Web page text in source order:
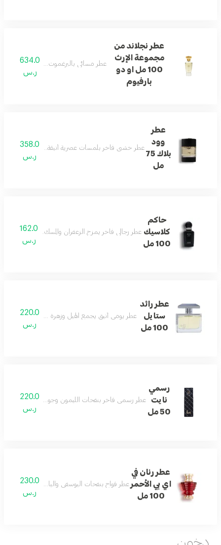
عطر نجلاند من
مجموعة الإرث
100 مل او دو
بارفيوم
عطر مسائي بالبرغموت والتفاح الأخضر
634.0
ر.س
عطر
وود
بلاك 75
مل
عطر خشبي فاخر بلمسات عصرية أنيقة، مثالي للأمسيات
358.0
ر.س
حاكم
كلاسيك
100 مل
عطر رجالي فاخر يمزج الزعفران والمسك والأخشاب
162.0
ر.س
عطر رائد
ستايل
100 مل
عطر يومي أنيق يجمع الهيل وزهرة البرتقال والفلفل
220.0
ر.س
رسمي
نايت
50 مل
عطر رسمي فاخر بنفحات الليمون وجوزة الطيب220.0
ر.س
عطر رنان في
اي بي الأحمر
100 مل
عطر فواح بنفحات اليوسفي والياسمين والمسك
230.0
ر.س
دخون